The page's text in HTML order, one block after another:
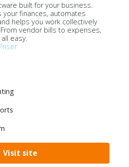
built for your business.
your finances, automates
helps you work collectively
vendor bills to expenses,
easy.
Visit site